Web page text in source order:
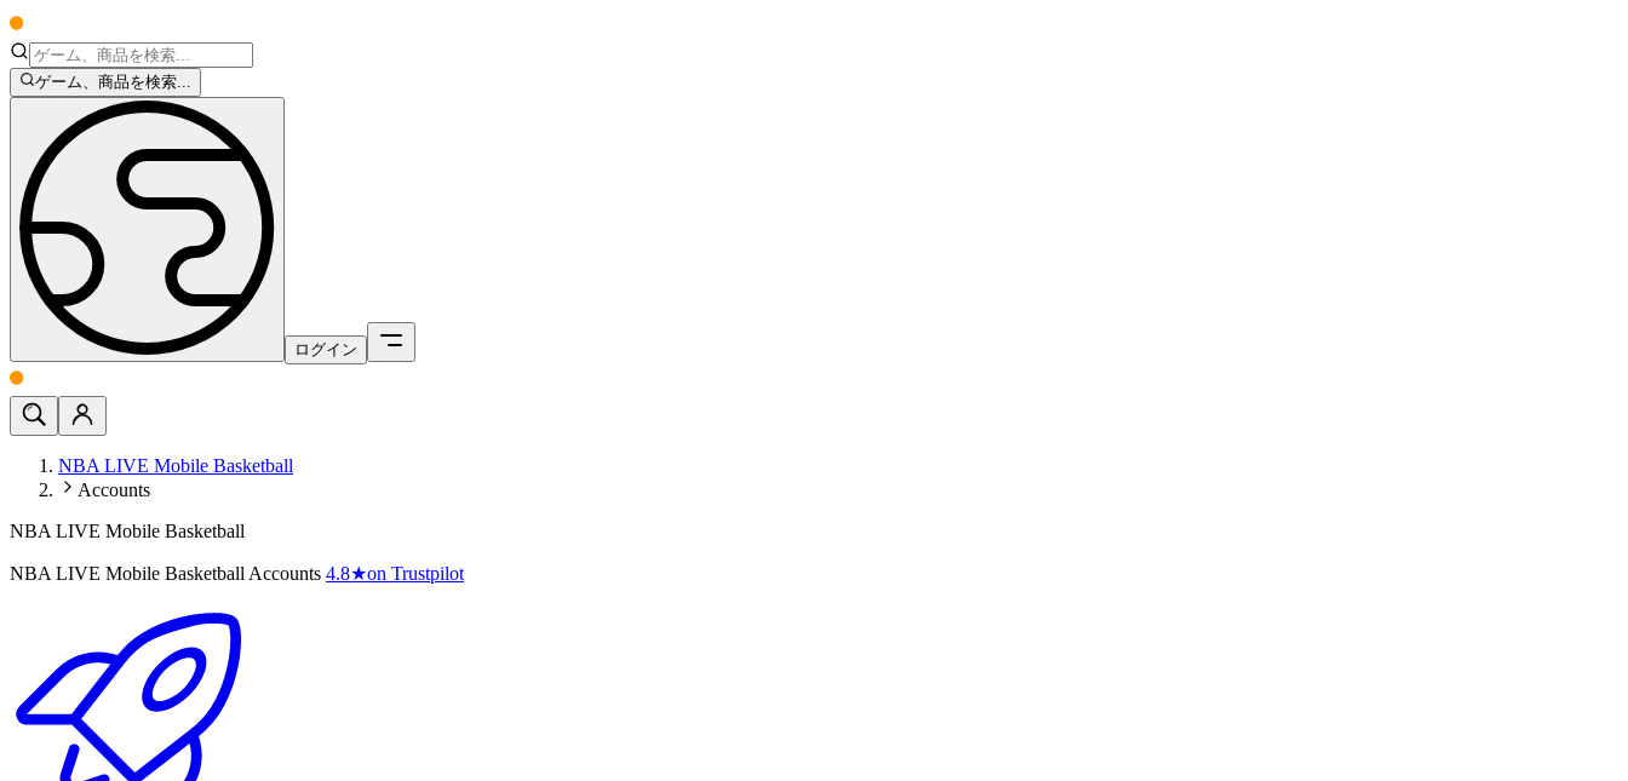
ゲーム、商品を検索...
ログイン
NBA LIVE Mobile Basketball
Accounts
NBA LIVE Mobile Basketball
NBA LIVE Mobile Basketball Accounts 4.8★on Trustpilot